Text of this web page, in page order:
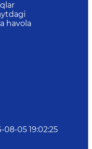
havola
08-05 19:02:25